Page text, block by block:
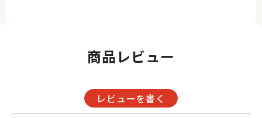
商品レビュー
レビューを書く